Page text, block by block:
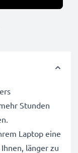
Stunden
Laptop eine
länger zu